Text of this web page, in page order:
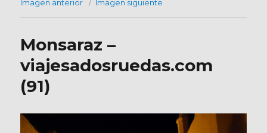
Imagen anterior Imagen siguiente
Monsaraz –
viajesadosruedas.com
(91)